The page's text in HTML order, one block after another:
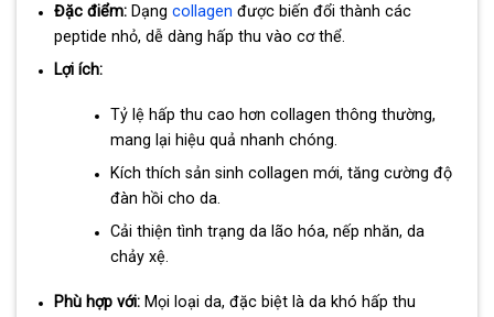
Đặc điểm:Dạng collagen được biến đổi thành các
peptide nhỏ, dễ dàng hấp thu vào cơ thể.
Lợi ích:
Tỷ lệ hấp thu cao hơn collagen thông thường,
mang lại hiệu quả nhanh chóng.
Kích thích sản sinh collagen mới, tăng cường độ
đàn hồi cho da.
Cải thiện tình trạng da lão hóa, nếp nhăn, da
chảy xệ.
Phù hợp với:Mọi loại da, đặc biệt là da khó hấp thu